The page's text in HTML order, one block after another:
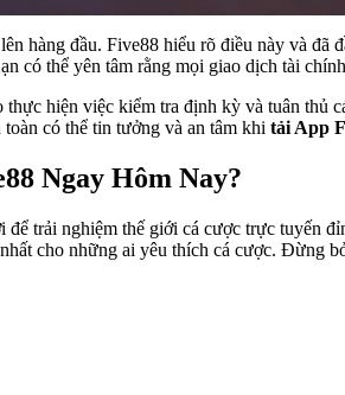
hàng đầu. Five88 hiểu rõ điều này và
có thể yên tâm rằng mọi giao dịch tài
hiện việc kiểm tra định kỳ và tuân
có thể tin tưởng và an tâm khi tải App
Ngay Hôm Nay?
để trải nghiệm thế giới cá cược trực tuyến
cho những ai yêu thích cá cược.